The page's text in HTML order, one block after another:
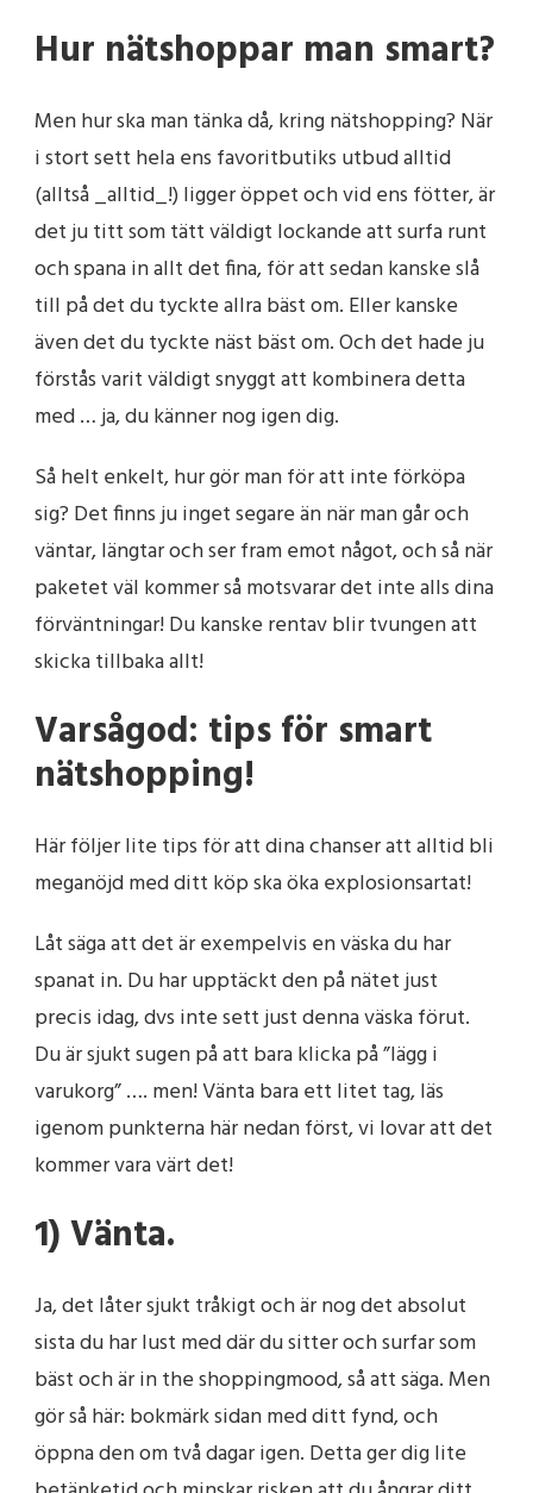
Hur nätshoppar man smart?
Men hur ska man tänka då, kring nätshopping? När
i stort sett hela ens favoritbutiks utbud alltid
(alltså _alltid_!) ligger öppet och vid ens fötter, är
det ju titt som tätt väldigt lockande att surfa runt
och spana in allt det fina, för att sedan kanske slå
till på det du tyckte allra bäst om. Eller kanske
även det du tyckte näst bäst om. Och det hade ju
förstås varit väldigt snyggt att kombinera detta
med … ja, du känner nog igen dig.
Så helt enkelt, hur gör man för att inte förköpa
sig? Det finns ju inget segare än när man går och
väntar, längtar och ser fram emot något, och så när
paketet väl kommer så motsvarar det inte alls dina
förväntningar! Du kanske rentav blir tvungen att
skicka tillbaka allt!
Varsågod: tips för smart
nätshopping!
Här följer lite tips för att dina chanser att alltid bli
meganöjd med ditt köp ska öka explosionsartat!
Låt säga att det är exempelvis en väska du har
spanat in. Du har upptäckt den på nätet just
precis idag, dvs inte sett just denna väska förut.
Du är sjukt sugen på att bara klicka på ”lägg i
varukorg” …. men! Vänta bara ett litet tag, läs
igenom punkterna här nedan först, vi lovar att det
kommer vara värt det!
1) Vänta.
Ja, det låter sjukt tråkigt och är nog det absolut
sista du har lust med där du sitter och surfar som
bäst och är in the shoppingmood, så att säga. Men
gör så här: bokmärk sidan med ditt fynd, och
öppna den om två dagar igen. Detta ger dig lite